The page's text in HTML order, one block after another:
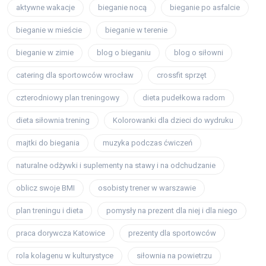
aktywne wakacje bieganie nocą bieganie po asfalcie
bieganie w mieście bieganie w terenie
bieganie w zimie blog o bieganiu blog o siłowni
catering dla sportowców wrocław crossfit sprzęt
czterodniowy plan treningowy dieta pudełkowa radom
dieta siłownia trening Kolorowanki dla dzieci do wydruku
majtki do biegania muzyka podczas ćwiczeń
naturalne odżywki i suplementy na stawy i na odchudzanie
oblicz swoje BMI osobisty trener w warszawie
plan treningu i dieta pomysły na prezent dla niej i dla niego
praca dorywcza Katowice prezenty dla sportowców
rola kolagenu w kulturystyce siłownia na powietrzu